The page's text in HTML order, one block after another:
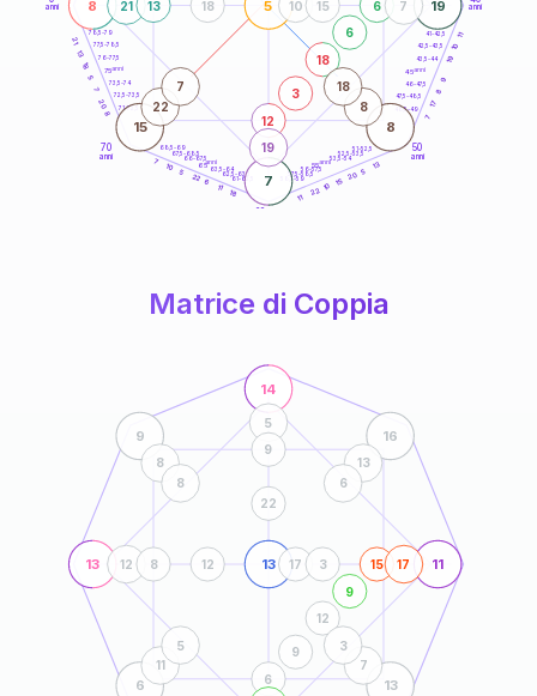
anni anni
50
anni
60
70
anni
41-42,5
42,5-43,5
43,5-44
46-47,5
47,5-48,5
48,5-49
51-52,5
52,5-53,5
53,5-54
56-57,5
57,5-58,5
58,5-59
61-62,5
62,5-63,5
63,5-64
66-67,5
67,5-68,5
68,5-69
71-72,5
72,5-73,5
73,5-74
76-77,5
77,5-78,5
78,5-79 11
10
19
9
8
17
7
13
5
20
15
10
22
11
18
11
6
22
5
10
7
8
20
7
5
18
13
21
8 19
7
5
15 8
12
3
18
6
6
21 7
19
13 10 15
18
22
7
8
18
45anni
55anni
65anni
75anni
Matrice di Coppia
13
14
11
13
9 16
6 13
6
9
12
9
15
12
5
17
8
9
17 3
12
22
8
8
13
6
11
5
7
3